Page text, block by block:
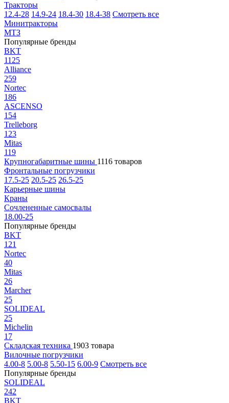
Тракторы
12.4-28 14.9-24 18.4-30 18.4-38 Смотреть все
Минитракторы
МТЗ
Популярные бренды
BKT
1125
Alliance
259
Nortec
186
ASCENSO
154
Trelleborg
123
Mitas
119
Крупногабаритные шины 1116 товаров
Фронтальные погрузчики
17.5-25 20.5-25 26.5-25
Карьерные шины
Краны
Сочлененные самосвалы
18.00-25
Популярные бренды
BKT
121
Nortec
40
Mitas
26
Marcher
25
SOLIDEAL
25
Michelin
17
Складская техника 1903 товара
Вилочные погрузчики
4.00-8 5.00-8 5.50-15 6.00-9 Смотреть все
Популярные бренды
SOLIDEAL
242
BKT